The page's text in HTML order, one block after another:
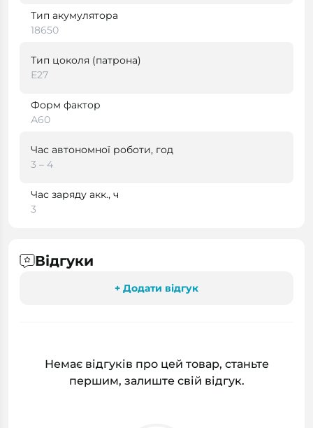
Тип акумулятора
18650
Тип цоколя (патрона)
Е27
Форм фактор
А60
Час автономної роботи, год
3 – 4
Час заряду акк., ч
3
Відгуки
+ Додати відгук
Немає відгуків про цей товар, станьте
першим, залиште свій відгук.